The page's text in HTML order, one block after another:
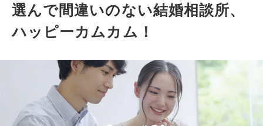
選んで間違いのない結婚相談所、
ハッピーカムカム！